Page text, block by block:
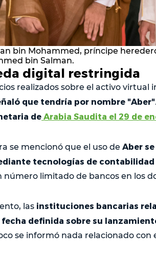
bin Mohammed, príncipe
bin Salman.
digital restringida
realizados sobre el activo
que tendría por nombre
de Arabia Saudita el 29 de
se mencionó que el uso de Aber
tecnologías de
número limitado de bancos en los
las instituciones bancarias
definida sobre su
se informó nada relacionado